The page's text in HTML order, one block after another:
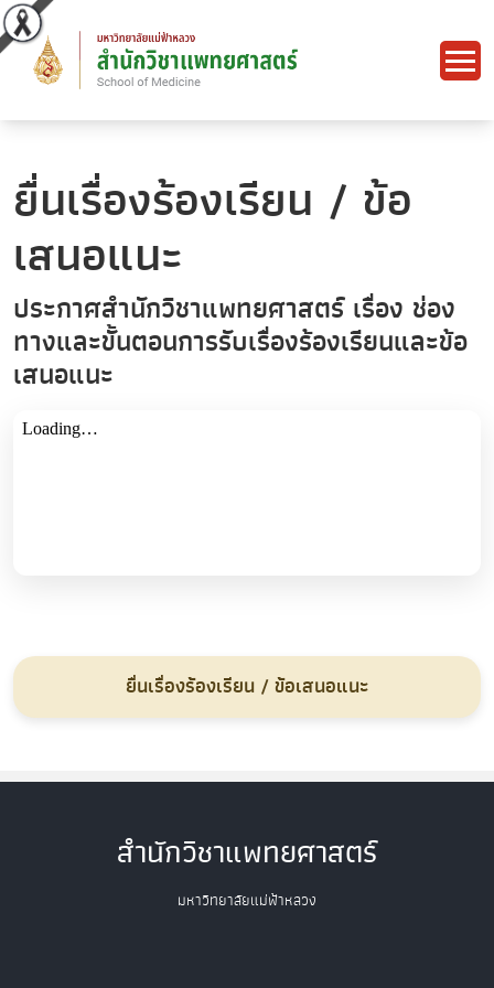
ยื่นเรื่องร้องเรียน / ข้อ
เสนอแนะ
ประกาศสำนักวิชาแพทยศาสตร์ เรื่อง ช่อง
ทางและขั้นตอนการรับเรื่องร้องเรียนและข้อ
เสนอแนะ
ยื่นเรื่องร้องเรียน / ข้อเสนอแนะ
สำนักวิชาแพทยศาสตร์
มหาวิทยาลัยแม่ฟ้าหลวง